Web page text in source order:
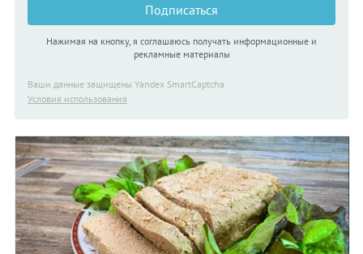
Подписаться
Нажимая на кнопку, я соглашаюсь получать информационные и
рекламные материалы
Ваши данные защищены Yandex SmartCaptcha
Условия использования